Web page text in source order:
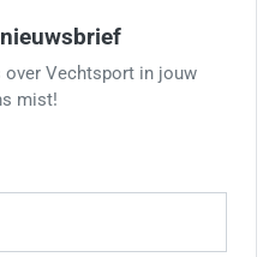
over Vechtsport in jouw
mist!